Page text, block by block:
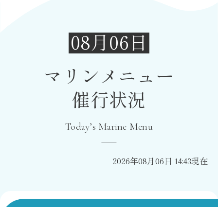
08月06日
マリンメニュー
催行状況
Today’s Marine Menu
2026年08月06日 14:43現在